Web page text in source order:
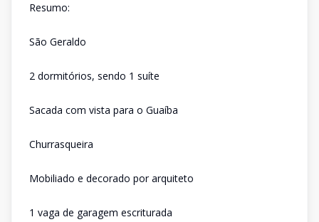
Resumo:
São Geraldo
2 dormitórios, sendo 1 suíte
Sacada com vista para o Guaíba
Churrasqueira
Mobiliado e decorado por arquiteto
1 vaga de garagem escriturada